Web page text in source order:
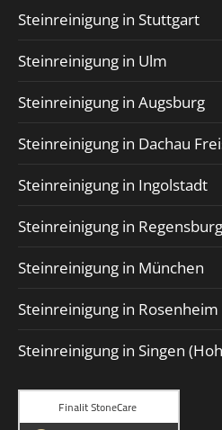
Steinreinigung in Stuttgart
Steinreinigung in Ulm
Steinreinigung in Augsburg
Steinreinigung in Dachau
Steinreinigung in Ingolstadt
Steinreinigung in Regensburg
Steinreinigung in München
Steinreinigung in
Steinreinigung in Singen